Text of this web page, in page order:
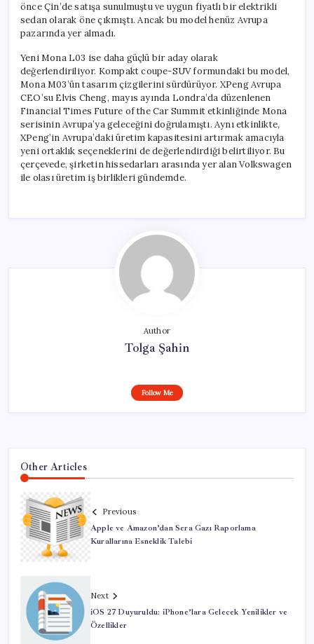
önce Çin’de satışa sunulmuştu ve uygun fiyatlı bir elektrikli
sedan olarak öne çıkmıştı. Ancak bu model henüz Avrupa
pazarında yer almadı.
Yeni Mona L03 ise daha güçlü bir aday olarak
değerlendiriliyor. Kompakt coupe-SUV formundaki bu model,
Mona M03’ün tasarım çizgilerini sürdürüyor. XPeng Avrupa
CEO’su Elvis Cheng, mayıs ayında Londra’da düzenlenen
Financial Times Future of the Car Summit etkinliğinde Mona
serisinin Avrupa’ya geleceğini doğrulamıştı. Aynı etkinlikte,
XPeng’in Avrupa’daki üretim kapasitesini artırmak amacıyla
yeni ortaklık seçeneklerini de değerlendirdiği belirtiliyor. Bu
çerçevede, şirketin hissedarları arasında yer alan Volkswagen
ile olası üretim iş birlikleri gündemde.
Author
Tolga Şahin
Follow Me
Other Articles
Previous
Apple ve Amazon’dan Sera Gazı Raporlama
Kurallarına Esneklik Talebi
Next
iOS 27 Duyuruldu: iPhone’lara Gelecek Yenilikler ve
Özellikler